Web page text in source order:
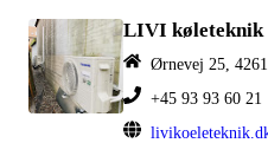
LIVI køleteknik
Ørnevej 25,
+45 93 93 60 21